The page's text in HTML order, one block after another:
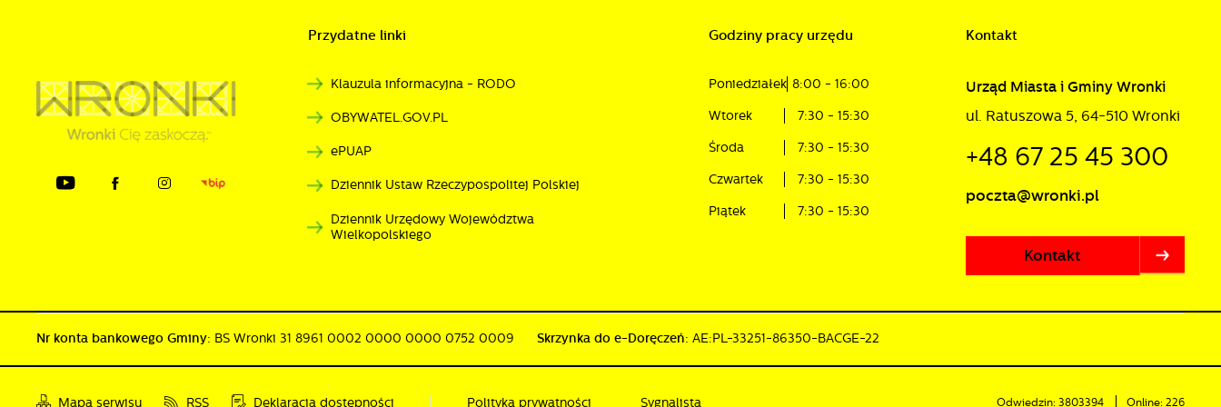
Przydatne linki
Klauzula informacyjna - RODO
OBYWATEL.GOV.PL
ePUAP
Dziennik Ustaw Rzeczypospolitej Polskiej
Dziennik Urzędowy Województwa
Wielkopolskiego
Godziny pracy urzędu
Poniedziałek 8:00 - 16:00
Wtorek 7:30 - 15:30
Środa 7:30 - 15:30
Czwartek 7:30 - 15:30
Piątek 7:30 - 15:30
Kontakt
Urząd Miasta i Gminy Wronki
ul. Ratuszowa 5, 64-510 Wronki
+48 67 25 45 300
poczta@wronki.pl
Kontakt
Nr konta bankowego Gminy: BS Wronki 31 8961 0002 0000 0000 0752 0009 Skrzynka do e-Doręczeń: AE:PL-33251-86350-BACGE-22
Mapa serwisu RSS Deklaracja dostępności Polityka prywatności Sygnalista Odwiedzin: 3803394 Online: 226